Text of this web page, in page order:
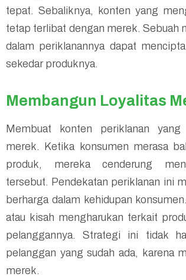
tepat. Sebaliknya, konten yang
tetap terlibat dengan merek. Sebuah
dalam periklanannya dapat
sekedar produknya.
Membangun Loyalitas
Membuat konten periklanan
merek. Ketika konsumen merasa
produk, mereka cenderung
tersebut. Pendekatan periklanan ini
berharga dalam kehidupan
atau kisah mengharukan terkait
pelanggannya. Strategi ini tidak
pelanggan yang sudah ada, karena
merek.